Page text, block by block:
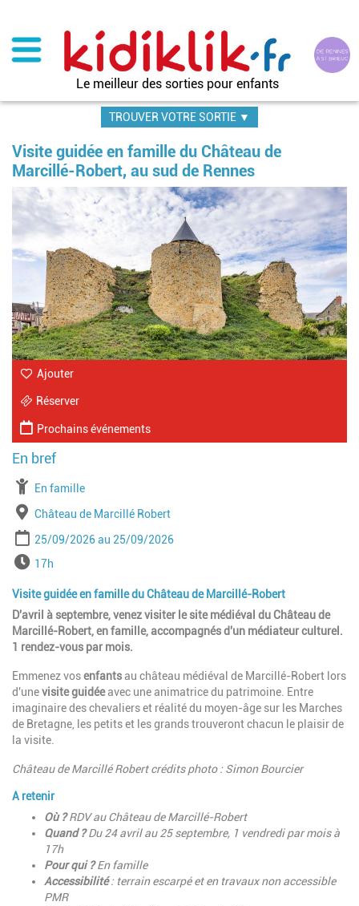
contenu
principal
Le meilleur des sorties pour enfants
TROUVER VOTRE SORTIE ▼
Visite guidée en famille du Château de
Marcillé-Robert, au sud de Rennes
Ajouter
Réserver
Prochains événements
À partir de
En famille
Lieu
Château de Marcillé Robert
Période
Date de début
25/09/2026 Date de fin
25/09/2026
Horaires
17h
Visite guidée en famille du Château de Marcillé-Robert
D'avril à septembre, venez visiter le site médiéval du Château de
Marcillé-Robert, en famille, accompagnés d'un médiateur culturel.
1 rendez-vous par mois.
Emmenez vosenfantsau château médiéval de Marcillé-Robert lors
d'unevisite guidéeavec une animatrice du patrimoine. Entre
imaginaire des chevaliers et réalité du moyen-âge sur les Marches
de Bretagne, les petits et les grands trouveront chacun le plaisir de
la visite.
Château de Marcillé Robert crédits photo : Simon Bourcier
A retenir
Où ?RDV au Château de Marcillé-Robert
Quand ?Du 24 avril au 25 septembre, 1 vendredi par mois à
17h
Pour qui ?En famille
Accessibilité: terrain escarpé et en travaux non accessible
PMR